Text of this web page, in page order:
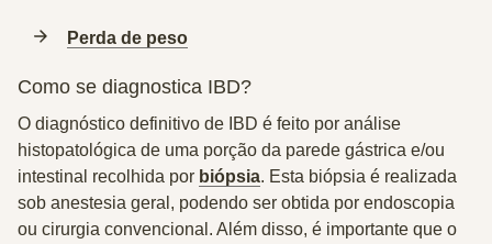
Perda de peso
Como se diagnostica IBD?
O diagnóstico definitivo de IBD é feito por análise
histopatológica de uma porção da parede gástrica e/ou
intestinal recolhida por biópsia. Esta biópsia é realizada
sob anestesia geral, podendo ser obtida por endoscopia
ou cirurgia convencional. Além disso, é importante que o